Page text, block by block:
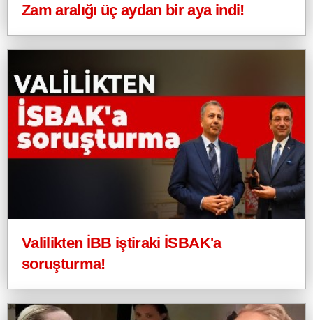
Zam aralığı üç aydan bir aya indi!
Valilikten İBB iştiraki İSBAK'a
soruşturma!